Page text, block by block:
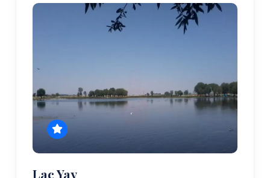
Lac Yay